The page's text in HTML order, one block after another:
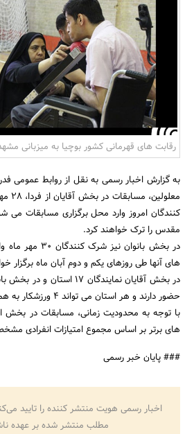
جستجو
رقابت های قهرمانی کشور بوچیا به میزبانی
به گزارش اخبار رسمی به نقل از روابط عمومی
مقدس را ترک خواهند کرد.
در بخش بانوان نیز
های آنها طی روزهای یکم و دوم آبان ماه برگزار
حضور دارند و هر استان می تواند 4 ورزشکار به همراه داشته باشد.
با توجه به محدودیت زمانی، مسابقات در بخش
های برتر بر اساس مجموع امتیازات انفرادی
### پایان خبر رسمی
اخبار رسمی هویت منتشر کننده را تایید
مطلب منتشر شده بر عهده